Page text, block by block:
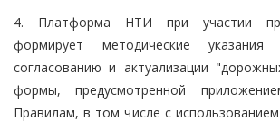
4. Платформа НТИ при участии
формирует методические указания
согласованию и актуализации
формы, предусмотренной
Правилам, в том числе с